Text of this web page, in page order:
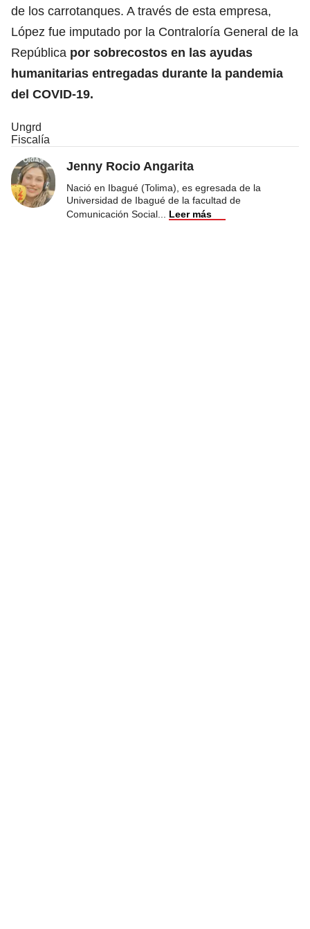
de los carrotanques. A través de esta empresa,
López fue imputado por la Contraloría General de la
República por sobrecostos en las ayudas
humanitarias entregadas durante la pandemia
del COVID-19.
Ungrd
Fiscalía
Jenny Rocio Angarita
Nació en Ibagué (Tolima), es egresada de la
Universidad de Ibagué de la facultad de
Comunicación Social
Leer más